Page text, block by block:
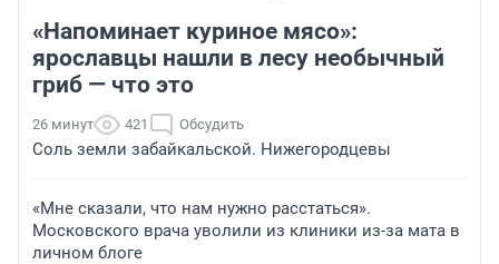
«Напоминает куриное мясо»:
ярославцы нашли в лесу необычный
гриб — что это
26 минут 421 Обсудить
Соль земли забайкальской. Нижегородцевы
«Мне сказали, что нам нужно расстаться».
Московского врача уволили из клиники из-за мата в
личном блоге